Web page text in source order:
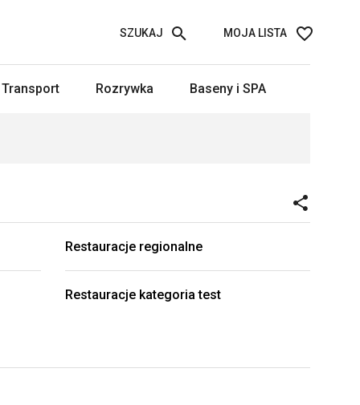
MOJA LISTA
SZUKAJ
Transport Rozrywka Baseny i SPA
Restauracje regionalne
Restauracje kategoria test